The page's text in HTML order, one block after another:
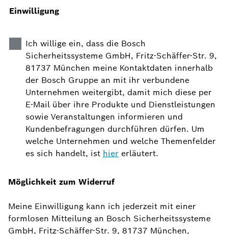
Einwilligung
Ich willige ein, dass die Bosch
Sicherheitssysteme GmbH, Fritz-Schäffer-Str. 9,
81737 München meine Kontaktdaten innerhalb
der Bosch Gruppe an mit ihr verbundene
Unternehmen weitergibt, damit mich diese per
E-Mail über ihre Produkte und Dienstleistungen
sowie Veranstaltungen informieren und
Kundenbefragungen durchführen dürfen. Um
welche Unternehmen und welche Themenfelder
es sich handelt, ist hier erläutert.
Möglichkeit zum Widerruf
Meine Einwilligung kann ich jederzeit mit einer
formlosen Mitteilung an Bosch Sicherheitssysteme
GmbH, Fritz-Schäffer-Str. 9, 81737 München,